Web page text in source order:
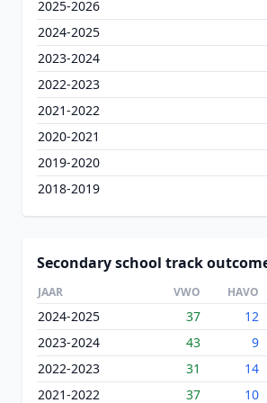
2025-2026
2024-2025
2023-2024
2022-2023
2021-2022
2020-2021
2019-2020
2018-2019
Secondary school track
JAAR VWO HAVO
2024-2025 37
12
2023-2024
43
9
2022-2023
31
14
2021-2022
37 10